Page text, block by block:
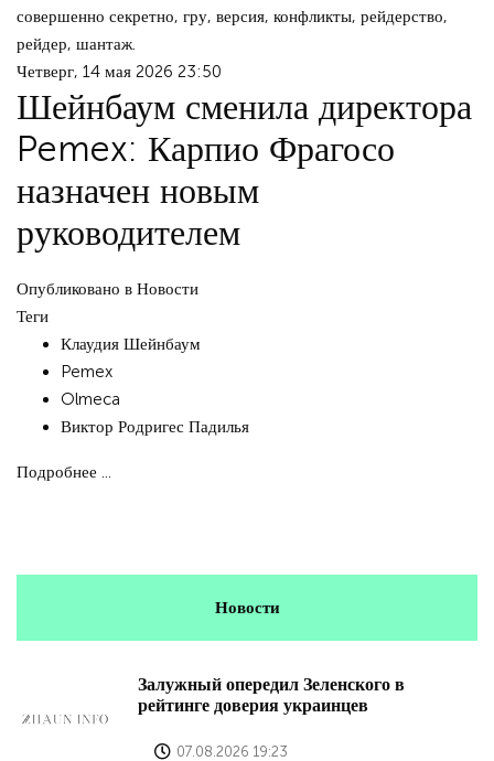
совершенно секретно, гру, версия, конфликты, рейдерство,
рейдер, шантаж.
Четверг, 14 мая 2026 23:50
Шейнбаум сменила директора
Pemex: Карпио Фрагосо
назначен новым
руководителем
Опубликовано в Новости
Теги
Клаудия Шейнбаум
Pemex
Olmeca
Виктор Родригес Падилья
Подробнее ...
Новости
Залужный опередил Зеленского в
рейтинге доверия украинцев
07.08.2026 19:23